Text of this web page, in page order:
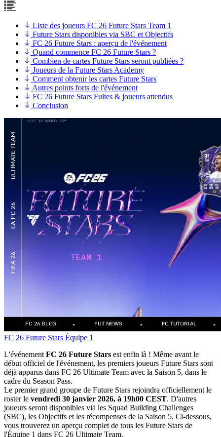
Liste des joueurs FC 26 Future Stars Team 1
Future Stars disponibles via SBC et Objectifs
FC 26 Future Stars : aperçu de l'événement
Quand commence FC 26 Future Stars ?
Combien de cartes Future Stars seront publiées ?
Joueurs de la Future Stars Academy
Comment obtenir les cartes Future Stars
Autres points forts de l'événement
FC 26 Future Stars Fuites & joueurs attendus
Conclusion
FC 26 Future Stars Équipe 1
L'événement FC 26 Future Stars est enfin là ! Même avant le
début officiel de l'événement, les premiers joueurs Future Stars sont
déjà apparus dans FC 26 Ultimate Team avec la Saison 5, dans le
cadre du Season Pass.
Le premier grand groupe de Future Stars rejoindra officiellement le
roster le vendredi 30 janvier 2026, à 19h00 CEST. D'autres
joueurs seront disponibles via les Squad Building Challenges
(SBC), les Objectifs et les récompenses de la Saison 5. Ci-dessous,
vous trouverez un aperçu complet de tous les Future Stars de
l'Équipe 1 dans FC 26 Ultimate Team.